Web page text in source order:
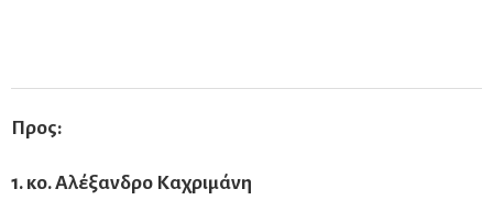
Προς:
1. κο. Αλέξανδρο Καχριμάνη